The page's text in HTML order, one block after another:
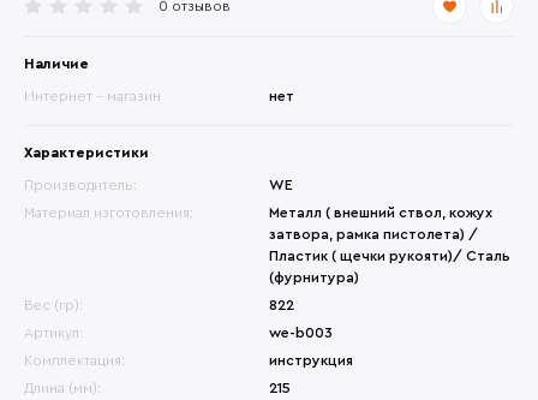
0 отзывов
Наличие
Интернет - магазин нет
Характеристики
Производитель:
WE
Материал изготовления:
Металл ( внешний ствол, кожух
затвора, рамка пистолета) /
Пластик ( щечки рукояти)/ Сталь
(фурнитура)
Вес (гр):
822
Артикул:
we-b003
Комплектация:
инструкция
Длина (мм):
215